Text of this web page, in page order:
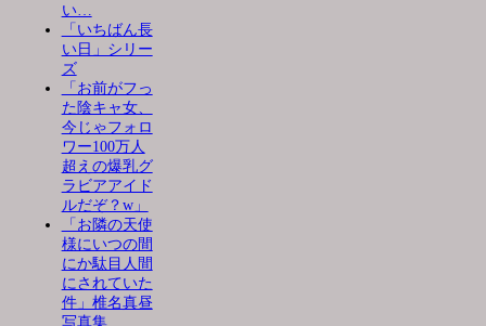
い…
「いちばん長
い日」シリー
ズ
「お前がフっ
た陰キャ女、
今じゃフォロ
ワー100万人
超えの爆乳グ
ラビアアイド
ルだぞ？w」
「お隣の天使
様にいつの間
にか駄目人間
にされていた
件」椎名真昼
写真集